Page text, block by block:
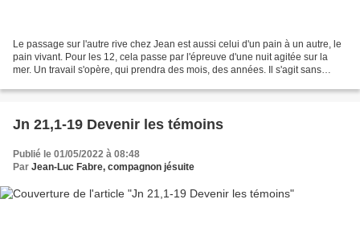
Le passage sur l'autre rive chez Jean est aussi celui d'un pain à un autre, le
pain vivant. Pour les 12, cela passe par l'épreuve d'une nuit agitée sur la
mer. Un travail s'opère, qui prendra des mois, des années. Il s'agit sans
Jn 21,1-19 Devenir les témoins
Publié le 01/05/2022 à 08:48
Par Jean-Luc Fabre, compagnon jésuite